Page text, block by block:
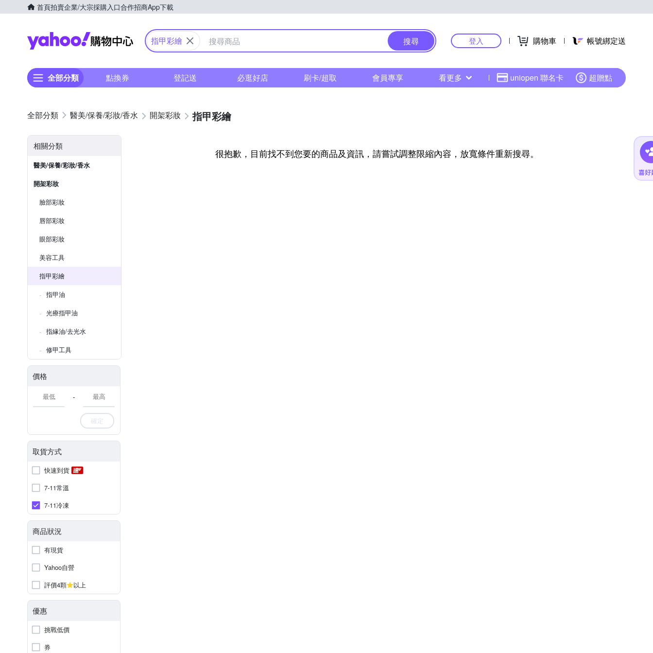
首頁拍賣企業/大宗採購入口合作招商App下載
Yahoo購物中心
指甲彩繪 搜尋 登入 購物車 帳號綁定送
全部分類 點換券 登記送 必逛好店 刷卡/超取 會員專享 看更多 uniopen 聯名卡 超贈點
醫美/保養/彩妝/香水 開架彩妝 指甲彩繪
相關分類
醫美/保養/彩妝/香水
開架彩妝
臉部彩妝
唇部彩妝
眼部彩妝
美容工具
指甲彩繪
指甲油
光療指甲油
指緣油/去光水
修甲工具
價格
-
確定
取貨方式
快速到貨
7-11常溫
7-11冷凍
商品狀況
有現貨
Yahoo自營
評價4顆
以上
優惠
挑戰低價
券
很抱歉，目前找不到您要的商品及資訊，請嘗試調整限縮內容，放寬條件重新搜尋。